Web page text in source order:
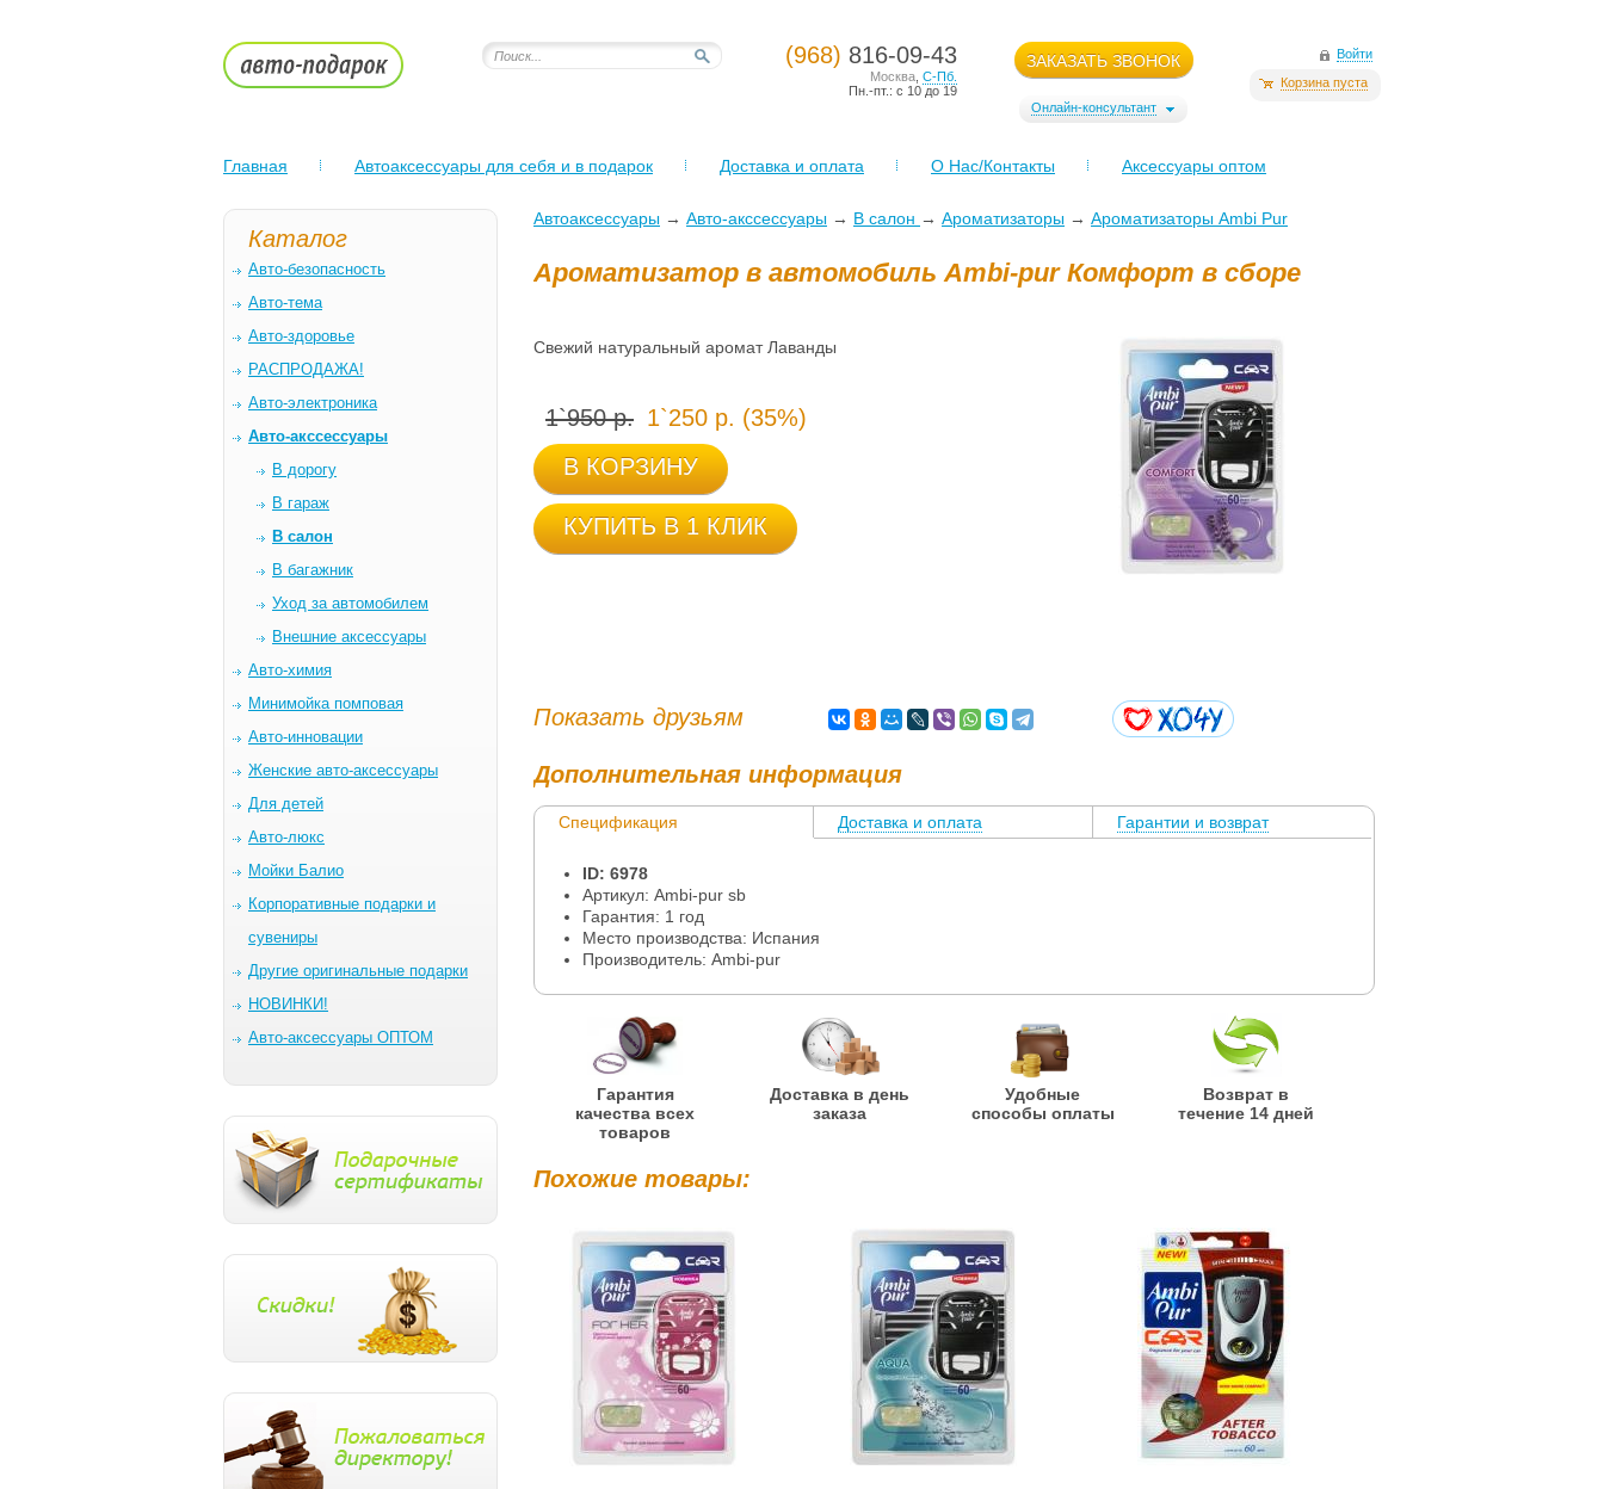
(968) 816-09-43
Москва С-Пб.
Пн.-пт.: с 10 до 19
ЗАКАЗАТЬ ЗВОНОК
Онлайн-консультант
Войти
Корзина пуста
Главная Автоаксессуары для себя и в подарок Доставка и оплата О Нас/Контакты Аксессуары оптом
Каталог
Авто-безопасность
Авто-тема
Авто-здоровье
РАСПРОДАЖА!
Авто-электроника
Авто-акссессуары
В дорогу
В гараж
В салон
В багажник
Уход за автомобилем
Внешние аксессуары
Авто-химия
Минимойка помповая
Авто-инновации
Женские авто-аксессуары
Для детей
Авто-люкс
Мойки Балио
Корпоративные подарки и
сувениры
Другие оригинальные подарки
НОВИНКИ!
Авто-аксессуары ОПТОМ
Автоаксессуары → Авто-акссессуары → В салон → Ароматизаторы → Ароматизаторы Ambi Pur
Ароматизатор в автомобиль Ambi-pur Комфорт в сборе
Свежий натуральный аромат Лаванды
1`950 р. 1`250 р. (35%)
В КОРЗИНУ
КУПИТЬ В 1 КЛИК
Показать друзьям
Дополнительная информация
Спецификация Доставка и оплата Гарантии и возврат
ID: 6978
Артикул: Ambi-pur sb
Гарантия: 1 год
Место производства: Испания
Производитель: Ambi-pur
Гарантия
качества всех
товаров
Доставка в день
заказа
Удобные
способы оплаты
Возврат в
течение 14 дней
Похожие товары: